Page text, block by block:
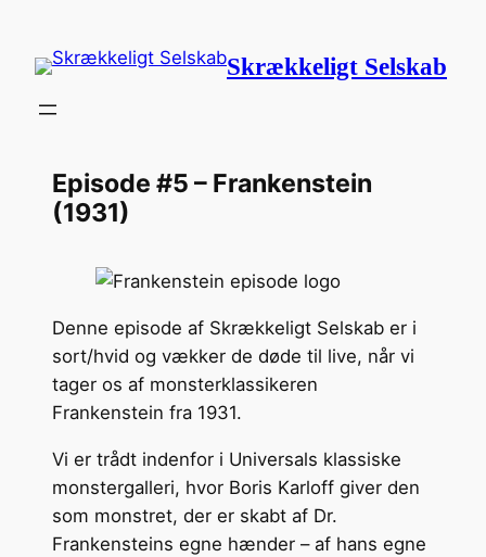
indhold
Skrækkeligt Selskab
Episode #5 – Frankenstein
(1931)
Denne episode af Skrækkeligt Selskab er i
sort/hvid og vækker de døde til live, når vi
tager os af monsterklassikeren
Frankenstein fra 1931.
Vi er trådt indenfor i Universals klassiske
monstergalleri, hvor Boris Karloff giver den
som monstret, der er skabt af Dr.
Frankensteins egne hænder – af hans egne